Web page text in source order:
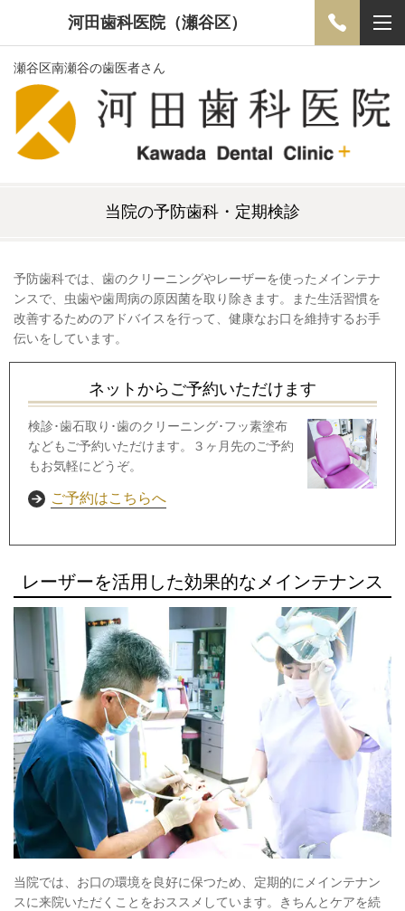
河田歯科医院（瀬谷区）
瀬谷区南瀬谷の歯医者さん
当院の予防歯科・定期検診
予防歯科では、歯のクリーニングやレーザーを使ったメインテナ
ンスで、虫歯や歯周病の原因菌を取り除きます。また生活習慣を
改善するためのアドバイスを行って、健康なお口を維持するお手
伝いをしています。
ネットからご予約いただけます
検診･歯石取り･歯のクリーニング･フッ素塗布
などもご予約いただけます。３ヶ月先のご予約
もお気軽にどうぞ。
ご予約はこちらへ
レーザーを活用した効果的なメインテナンス
当院では、お口の環境を良好に保つため、定期的にメインテナン
スに来院いただくことをおススメしています。きちんとケアを続